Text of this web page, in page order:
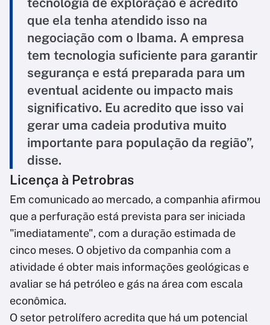
que ela tenha atendido isso na
negociação com o Ibama. A empresa
tem tecnologia suficiente para garantir
segurança e está preparada para um
eventual acidente ou impacto mais
significativo. Eu acredito que isso vai
gerar uma cadeia produtiva muito
importante para população da região”,
disse.
Licença à Petrobras
Em comunicado ao mercado, a companhia afirmou
que a perfuração está prevista para ser iniciada
"imediatamente", com a duração estimada de
cinco meses. O objetivo da companhia com a
atividade é obter mais informações geológicas e
avaliar se há petróleo e gás na área com escala
econômica.
O setor petrolífero acredita que há um potencial